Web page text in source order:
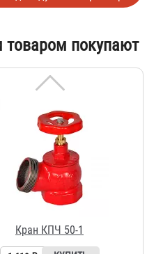
товаром покупают
Кран КПЧ 50-1
РПК (В) д. 50 мм с
головками ГР-50П